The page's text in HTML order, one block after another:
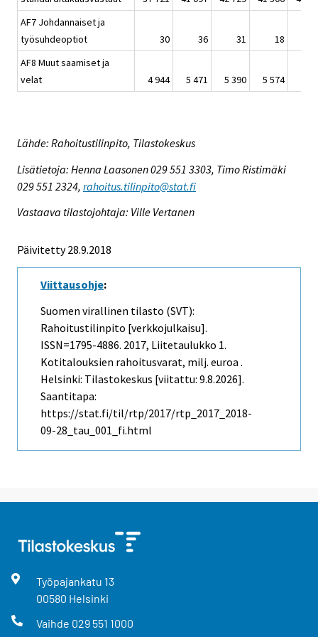
AF7 Johdannaiset ja
työsuhdeoptiot
30 36 31
18
AF8 Muut saamiset ja
velat
4 944 5 471 5 390 5 574
Lähde: Rahoitustilinpito, Tilastokeskus
Lisätietoja: Henna Laasonen 029 551 3303, Timo Ristimäki
029 551 2324, rahoitus.tilinpito@stat.fi
Vastaava tilastojohtaja: Ville Vertanen
Päivitetty 28.9.2018
Viittausohje:
Suomen virallinen tilasto (SVT):
Rahoitustilinpito [verkkojulkaisu].
ISSN=1795-4886. 2017, Liitetaulukko 1.
Kotitalouksien rahoitusvarat, milj. euroa .
Helsinki: Tilastokeskus [viitattu: 9.8.2026].
Saantitapa:
https://stat.fi/til/rtp/2017/rtp_2017_2018-
09-28_tau_001_fi.html
Työpajankatu 13
00580 Helsinki
Vaihde 029 551 1000